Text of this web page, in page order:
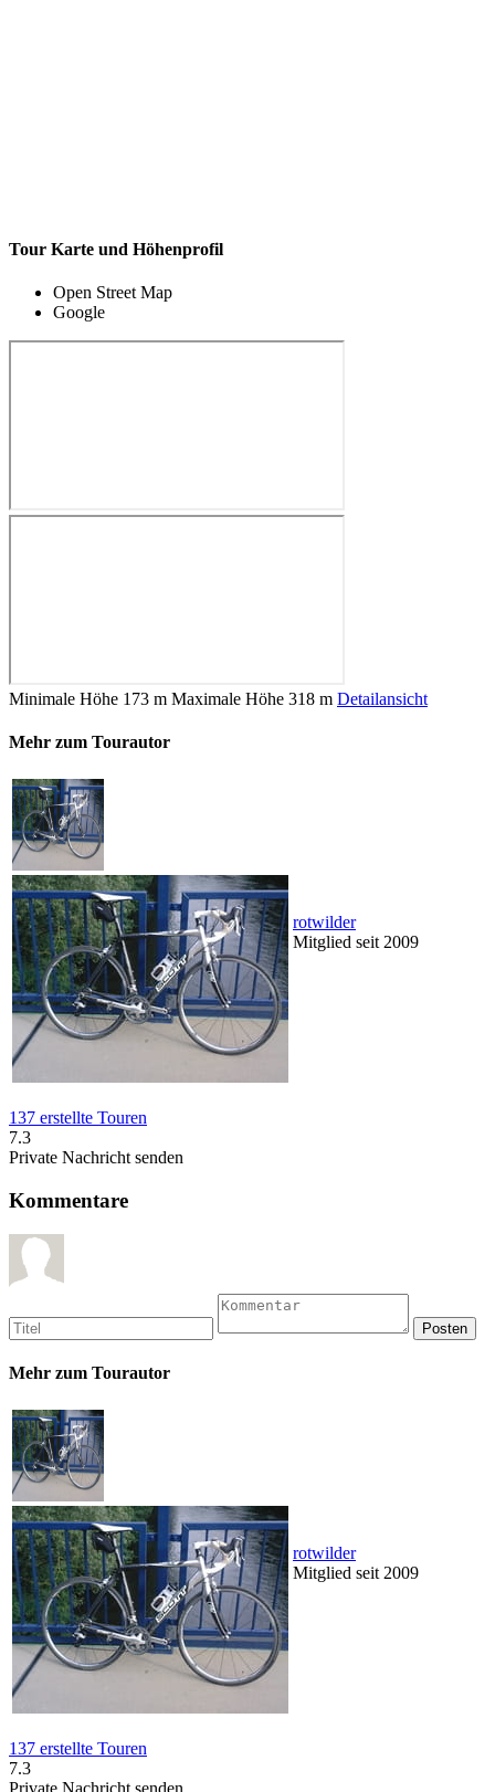
Tour Karte und Höhenprofil
Open Street Map
Google
Minimale Höhe 173 m Maximale Höhe 318 m Detailansicht
Mehr zum Tourautor
rotwilder
Mitglied seit 2009
137 erstellte Touren
7.3
Private Nachricht senden
Kommentare
Mehr zum Tourautor
rotwilder
Mitglied seit 2009
137 erstellte Touren
7.3